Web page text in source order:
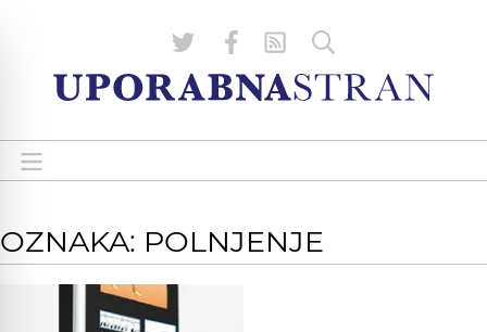
OZNAKA: POLNJENJE